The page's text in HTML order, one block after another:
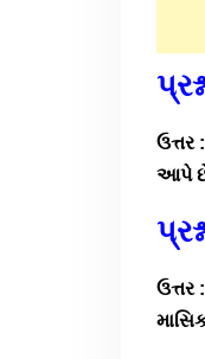
ઉત્તર
આપે
ઉત્તર